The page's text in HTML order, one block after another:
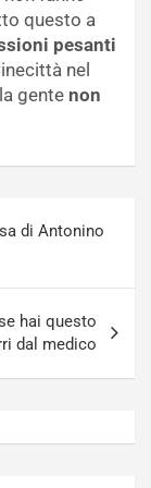
questo a
pesanti
nel
gente non
di Antonino
hai questo
dal medico